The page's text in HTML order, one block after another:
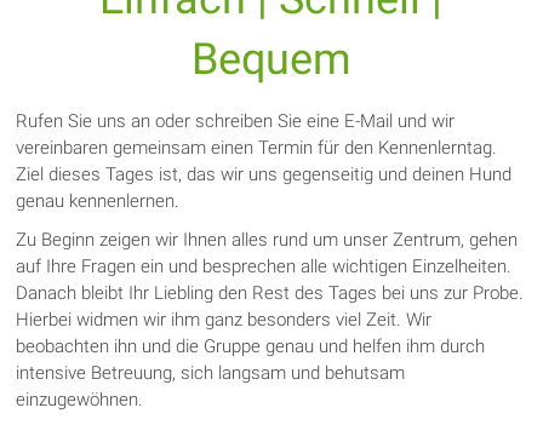
Bequem
Rufen Sie uns an oder schreiben Sie eine E-Mail und wir
vereinbaren gemeinsam einen Termin für den Kennenlerntag.
Ziel dieses Tages ist, das wir uns gegenseitig und deinen Hund
genau kennenlernen.
Zu Beginn zeigen wir Ihnen alles rund um unser Zentrum, gehen
auf Ihre Fragen ein und besprechen alle wichtigen Einzelheiten.
Danach bleibt Ihr Liebling den Rest des Tages bei uns zur Probe.
Hierbei widmen wir ihm ganz besonders viel Zeit. Wir
beobachten ihn und die Gruppe genau und helfen ihm durch
intensive Betreuung, sich langsam und behutsam
einzugewöhnen.